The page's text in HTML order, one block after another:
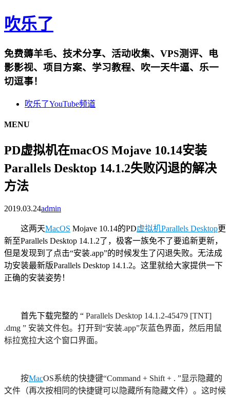
吹乐了
免费薅羊毛、技术分享、活动收集、VPS测评、电
影影视、项目方案、学习教程、吹一天牛逼、乐一
切逗事！
吹乐了YouTube频道
MENU
PD虚拟机在macOS Mojave 10.14安装
Parallels Desktop 14.1.2失败闪退的解决
方法
2019.03.24admin
这两天MacOS Mojave 10.14的PD虚拟机Parallels Desktop更
新至Parallels Desktop 14.1.2了，极客一族免不了要追新更新，
但是发现到了点击“安装.app”的时候发生了闪退失败。无法成
功安装最新版Parallels Desktop 14.1.2。这里就给大家提供一下
正确的安装姿势！
首先下载完整的 “ Parallels Desktop 14.1.2-45479 [TNT]
.dmg ” 安装文件包。打开到“安装.app”灰蓝色界面，然后用鼠
标拉宽拉大这个窗口界面。
按MacOS系统的快捷键“Command + Shift + . ”显示隐藏的
文件（再次按相同的快捷键可以隐藏所有隐藏文件）。这时候